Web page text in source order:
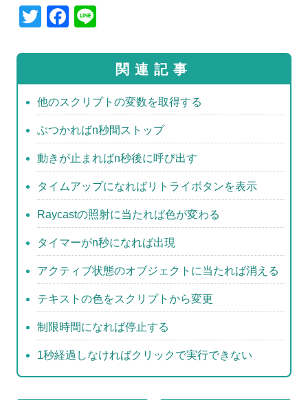
T
tt
er
F
c
e
b
o
o
k
e 関連記事
他のスクリプトの変数を取得する
ぶつかればn秒間ストップ
動きが止まればn秒後に呼び出す
タイムアップになればリトライボタンを表示
Raycastの照射に当たれば色が変わる
タイマーがn秒になれば出現
アクティブ状態のオブジェクトに当たれば消える
テキストの色をスクリプトから変更
制限時間になれば停止する
1秒経過しなければクリックで実行できない